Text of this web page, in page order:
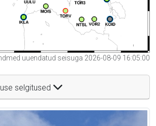
uuendatud seisuga 2026-08-09 16:05:00
selgitused